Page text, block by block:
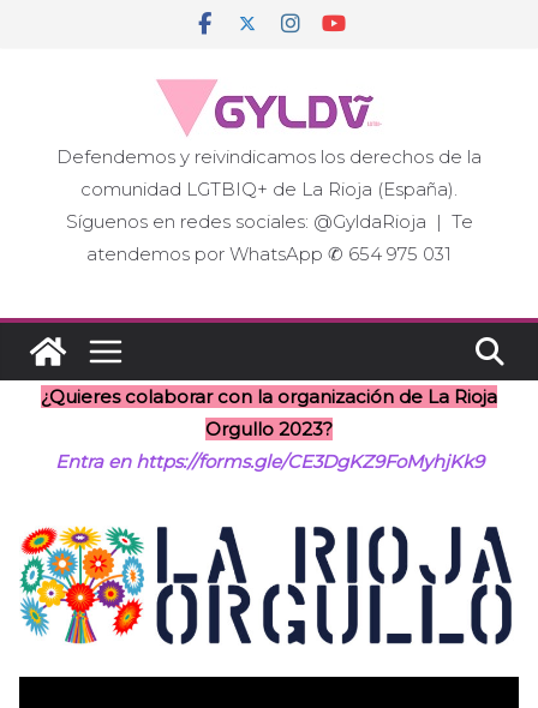
Defendemos y reivindicamos los derechos de la
comunidad LGTBIQ+ de La Rioja (España).
Síguenos en redes sociales: @GyldaRioja | Te
atendemos por WhatsApp ✆ 654 975 031
¿Quieres colaborar con la organización de La Rioja
Orgullo 2023?
Entra en https://forms.gle/CE3DgKZ9FoMyhjKk9